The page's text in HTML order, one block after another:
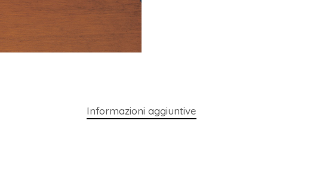
Informazioni aggiuntive